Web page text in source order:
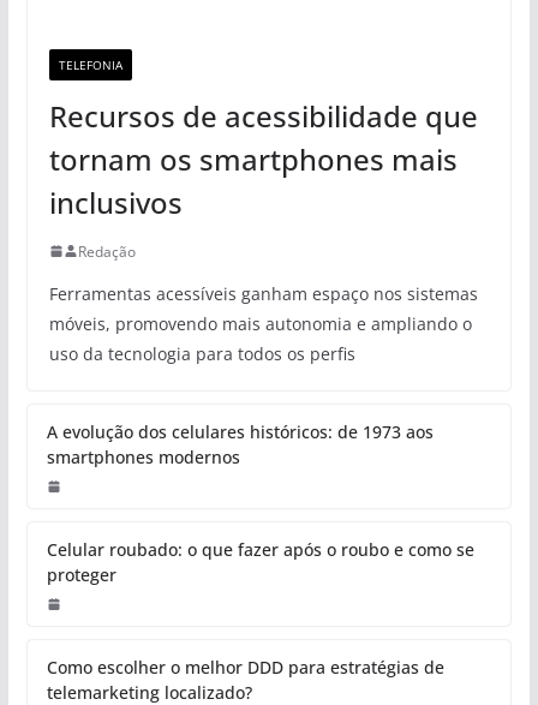
TELEFONIA
Recursos de acessibilidade que
tornam os smartphones mais
inclusivos
Redação
Ferramentas acessíveis ganham espaço nos sistemas
móveis, promovendo mais autonomia e ampliando o
uso da tecnologia para todos os perfis
A evolução dos celulares históricos: de 1973 aos
smartphones modernos
Celular roubado: o que fazer após o roubo e como se
proteger
Como escolher o melhor DDD para estratégias de
telemarketing localizado?